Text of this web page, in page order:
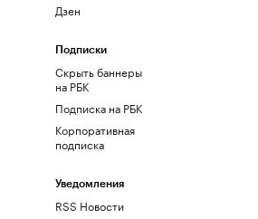
Дзен
Подписки
Скрыть баннеры
на РБК
Подписка на РБК
Корпоративная
подписка
Уведомления
RSS Новости